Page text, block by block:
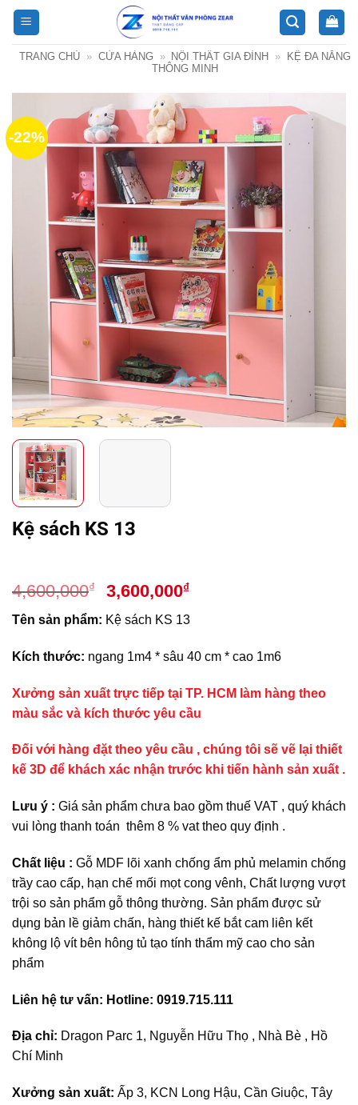
Bỏ
qua
nội
TRANG CHỦ » CỬA HÀNG » NỘI THẤT GIA ĐÌNH »
KỆ ĐA NĂNG
THÔNG MINH
-22%
Kệ sách KS 13
4,600,000₫
Giá
gốc
là:
4,600,000₫.
3,600,000₫Giá
tại
là:
3,600,000₫.
Tên sản phẩm: Kệ sách KS 13
Kích thước: ngang 1m4 * sâu 40 cm * cao 1m6
Xưởng sản xuất trực tiếp tại TP. HCM làm hàng theo
màu sắc và kích thước yêu cầu
Đối với hàng đặt theo yêu cầu , chúng tôi sẽ vẽ lại thiết
kế 3D để khách xác nhận trước khi tiến hành sản xuất .
Lưu ý : Giá sản phẩm chưa bao gồm thuế VAT , quý khách
vui lòng thanh toán thêm 8 % vat theo quy định .
Chất liệu : Gỗ MDF lõi xanh chống ẩm phủ melamin chống
trầy cao cấp, hạn chế mối mọt cong vênh, Chất lượng vượt
trội so sản phẩm gỗ thông thường. Sản phẩm được sử
dụng bản lề giảm chấn, hàng thiết kế bắt cam liên kết
không lộ vít bên hông tủ tạo tính thẩm mỹ cao cho sản
phẩm
Liên hệ tư vấn: Hotline: 0919.715.111
Địa chỉ: Dragon Parc 1, Nguyễn Hữu Thọ , Nhà Bè , Hồ
Chí Minh
Xưởng sản xuất: Ấp 3, KCN Long Hậu, Cần Giuộc, Tây